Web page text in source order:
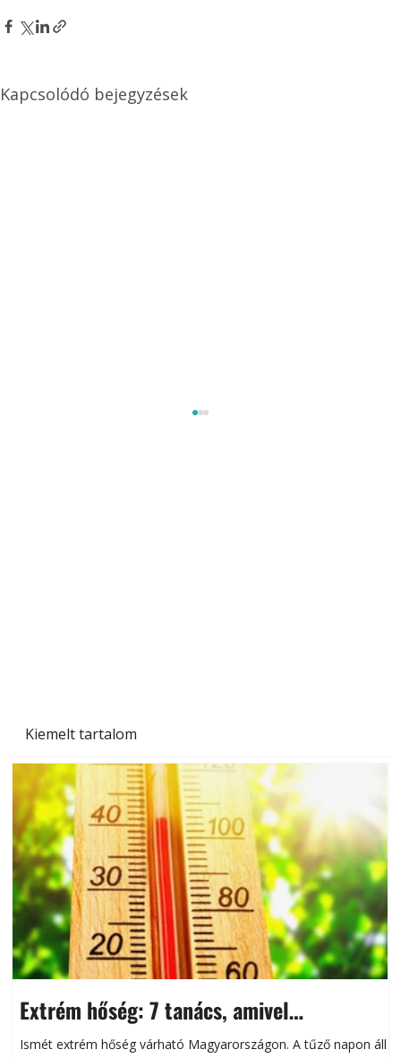
Kiemelt tartalom
Extrém hőség: 7 tanács, amivel
megóvhatjuk autónkat a nyári károktól
Ismét extrém hőség várható Magyarországon. A tűző napon álló
Kapcsolódó bejegyzések